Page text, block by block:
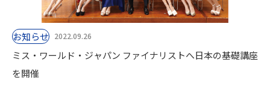
お知らせ 2022.09.26
ミス・ワールド・ジャパン ファイナリストへ日本の基礎講座
を開催